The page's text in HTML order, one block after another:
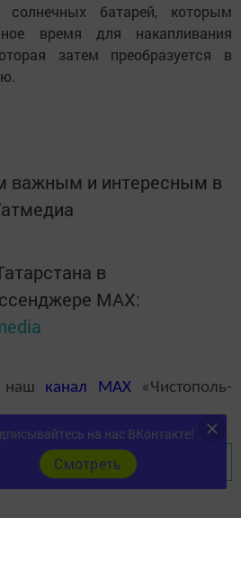
солнечных батарей, которым
время для накапливания
затем преобразуется в
важным и интересным в
в
MАХ:
наш канал MAX«Чистополь-
новости
на нас ВКонтакте!
Cмотреть